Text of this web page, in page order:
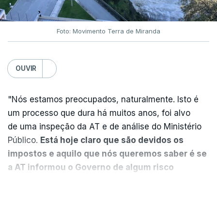
7 Agosto 2026, 20:28
Diretor financeiro da PJ
nega que Construbarcelos
tenha feito obras na casa
onde vive
atualizado 7 Agosto 2026, 15:56
Foto: Movimento Terra de Miranda
OUVIR
"Nós estamos preocupados, naturalmente. Isto é
um processo que dura há muitos anos, foi alvo
de uma inspeção da AT e de análise do Ministério
Público. Está hoje claro que são devidos os
impostos e aquilo que nós queremos saber é se
a AT informou o Governo de algum risco